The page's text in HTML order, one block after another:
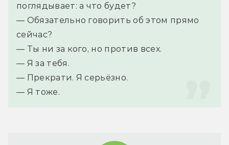
поглядывает: а что будет?
— Обязательно говорить об этом прямо
сейчас?
— Ты ни за кого, но против всех.
— Я за тебя.
— Прекрати. Я серьёзно.
— Я тоже.